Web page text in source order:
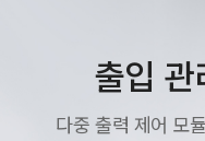
출입 관
다중 출력 제어